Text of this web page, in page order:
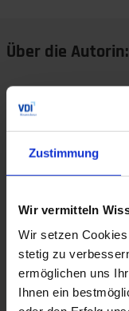
Zustimmung
Wir vermitteln
Wir setzen
stetig zu
ermöglichen uns
Ihnen ein
Über die Autorin: